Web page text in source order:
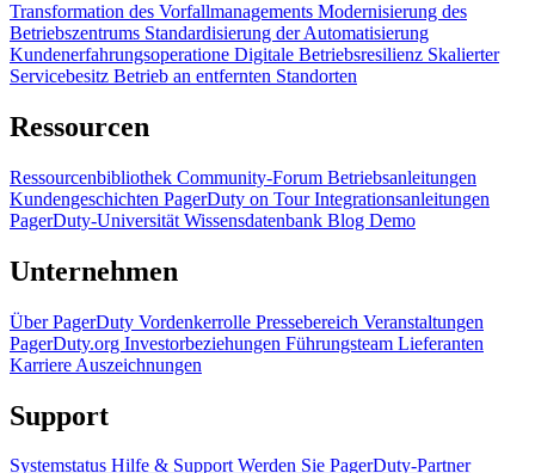
Transformation des Vorfallmanagements Modernisierung des
Betriebszentrums Standardisierung der Automatisierung
Kundenerfahrungsoperatione Digitale Betriebsresilienz Skalierter
Servicebesitz Betrieb an entfernten Standorten
Ressourcen
Ressourcenbibliothek Community-Forum Betriebsanleitungen
Kundengeschichten PagerDuty on TourIntegrationsanleitungen
PagerDuty-Universität Wissensdatenbank Blog Demo
Unternehmen
Über PagerDuty Vordenkerrolle Pressebereich Veranstaltungen
PagerDuty.org Investorbeziehungen Führungsteam Lieferanten
Karriere Auszeichnungen
Support
Systemstatus Hilfe & SupportWerden Sie PagerDuty-Partner